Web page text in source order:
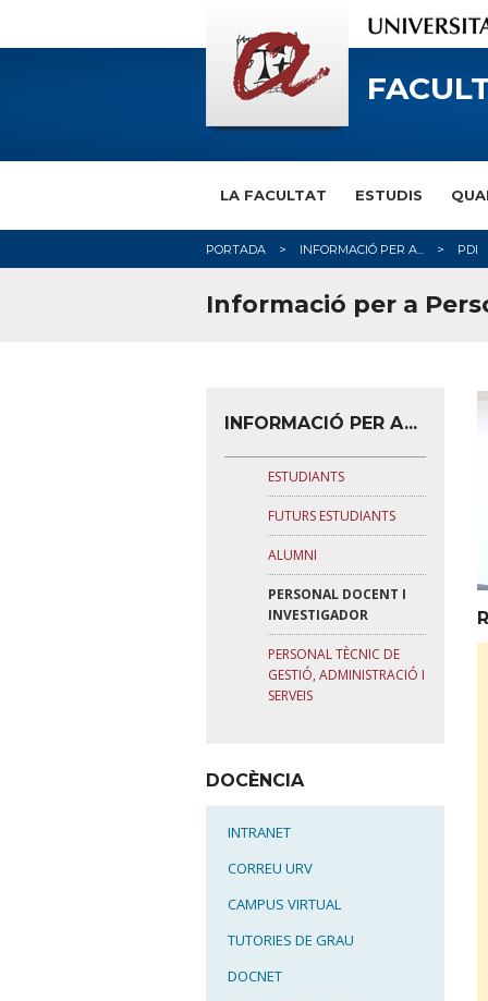
LA FACULTAT ESTUDIS
PORTADA INFORMACIÓ PER A... PDI
Informació per a
INFORMACIÓ PER A...
ESTUDIANTS
FUTURS ESTUDIANTS
ALUMNI
PERSONAL DOCENT I
INVESTIGADOR
PERSONAL TÈCNIC DE
GESTIÓ, ADMINISTRACIÓ I
SERVEIS
DOCÈNCIA
INTRANET
CORREU URV
CAMPUS VIRTUAL
TUTORIES DE GRAU
DOCNET